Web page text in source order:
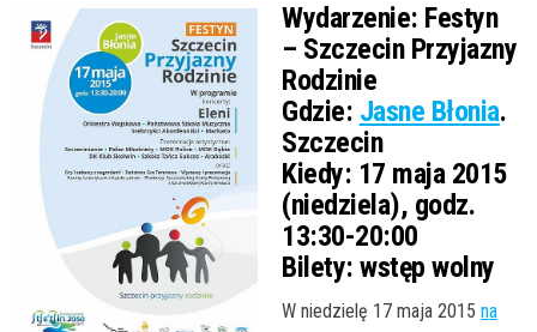
Wydarzenie: Festyn
– Szczecin Przyjazny
Rodzinie
Gdzie: Jasne Błonia.
Szczecin
Kiedy: 17 maja 2015
(niedziela), godz.
13:30-20:00
Bilety: wstęp wolny
W niedzielę 17 maja 2015 na